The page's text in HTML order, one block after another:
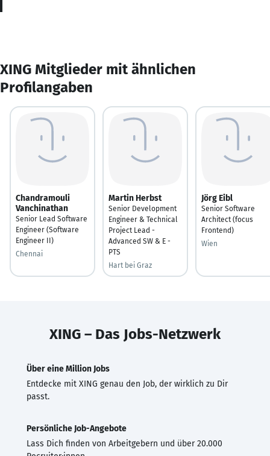
XING Mitglieder mit ähnlichen
Profilangaben
Chandramouli
Vanchinathan
Senior Lead Software
Engineer (Software
Engineer II)
Chennai
Martin Herbst
Senior Development
Engineer & Technical
Project Lead -
Advanced SW & E -
PTS
Hart bei Graz
Jörg Eibl
Senior Software
Architect (focus
Frontend)
Wien
XING – Das Jobs-Netzwerk
Über eine Million Jobs
Entdecke mit XING genau den Job, der wirklich zu Dir
passt.
Persönliche Job-Angebote
Lass Dich finden von Arbeitgebern und über 20.000